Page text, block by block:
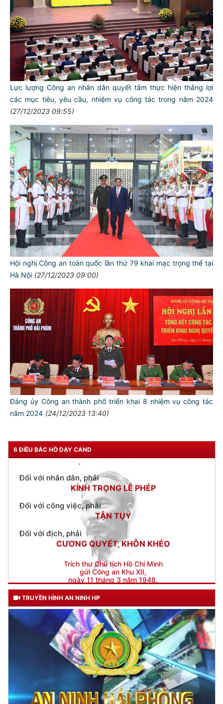
Lực lượng Công an nhân dân quyết tâm thực hiện thắng lợi
các mục tiêu, yêu cầu, nhiệm vụ công tác trong năm 2024
(27/12/2023 09:55)
Hội nghị Công an toàn quốc lần thứ 79 khai mạc trọng thể tại
Hà Nội (27/12/2023 09:00)
Đảng ủy Công an thành phố triển khai 8 nhiệm vụ công tác
năm 2024 (24/12/2023 13:40)
6 ĐIỀU BÁC HỒ DẠY CAND
TƯ CÁCH
NGƯỜI CÔNG AN CÁCH MỆNH LÀ:
Đối với tự mình, phải
CẦN, KIỆM, LIÊM, CHÍNH
Đối với đồng sự, phải
THÂN ÁI GIÚP ĐỠ
Đối với chính phủ, phải
Đối với nhân dân, phải
KÍNH TRỌNG LỄ PHÉP
Đối với công việc, phải
TẬN TỤY
Đối với địch, phải
CƯƠNG QUYẾT, KHÔN KHÉO
Trích thư Chủ tịch Hồ Chí Minh
gửi Công an Khu XII,
ngày 11 tháng 3 năm 1948.
TRUYỀN HÌNH AN NINH HP